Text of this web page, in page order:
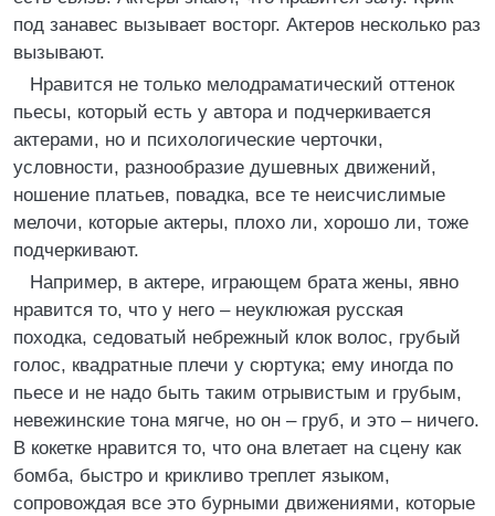
под занавес вызывает восторг. Актеров несколько раз
вызывают.
Нравится не только мелодраматический оттенок
пьесы, который есть у автора и подчеркивается
актерами, но и психологические черточки,
условности, разнообразие душевных движений,
ношение платьев, повадка, все те неисчислимые
мелочи, которые актеры, плохо ли, хорошо ли, тоже
подчеркивают.
Например, в актере, играющем брата жены, явно
нравится то, что у него – неуклюжая русская
походка, седоватый небрежный клок волос, грубый
голос, квадратные плечи у сюртука; ему иногда по
пьесе и не надо быть таким отрывистым и грубым,
невежинские тона мягче, но он – груб, и это – ничего.
В кокетке нравится то, что она влетает на сцену как
бомба, быстро и крикливо треплет языком,
сопровождая все это бурными движениями, которые